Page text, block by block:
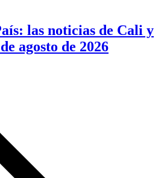
las noticias de Cali y
agosto de 2026